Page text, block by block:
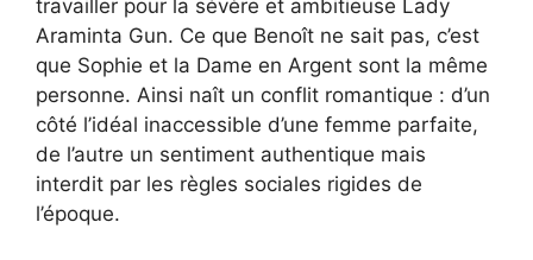
travailler pour la sévère et ambitieuse Lady
Araminta Gun. Ce que Benoît ne sait pas, c’est
que Sophie et la Dame en Argent sont la même
personne. Ainsi naît un conflit romantique : d’un
côté l’idéal inaccessible d’une femme parfaite,
de l’autre un sentiment authentique mais
interdit par les règles sociales rigides de
l’époque.